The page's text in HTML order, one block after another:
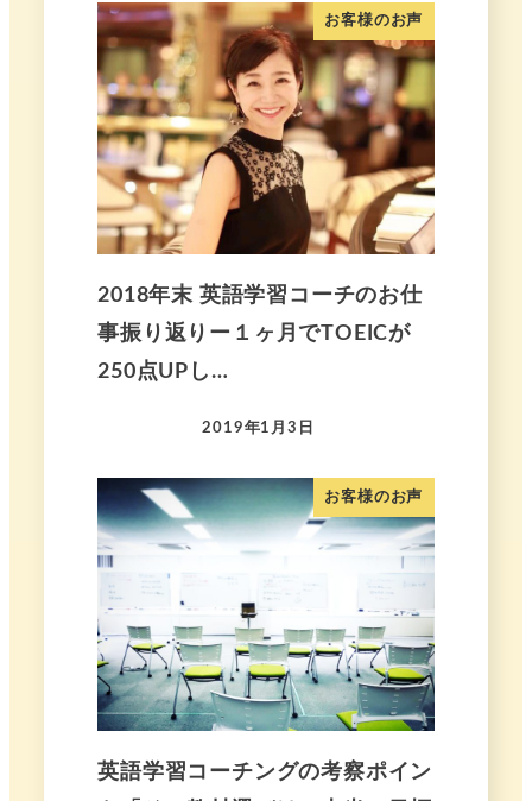
お客様のお声
2018年末 英語学習コーチのお仕
事振り返りー１ヶ月でTOEICが
250点UPし…
2019年1月3日
お客様のお声
英語学習コーチングの考察ポイン